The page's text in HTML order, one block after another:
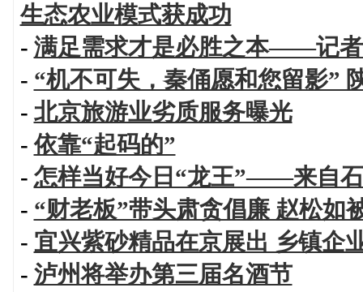
生态农业模式获成功
- 满足需求才是必胜之本——记
- “机不可失，秦俑愿和您留影”
- 北京旅游业劣质服务曝光
-依靠“起码的”
- 怎样当好今日“龙王”——来自
- “财老板”带头肃贪倡廉 赵松如
- 宜兴紫砂精品在京展出 乡镇企
- 泸州将举办第三届名酒节